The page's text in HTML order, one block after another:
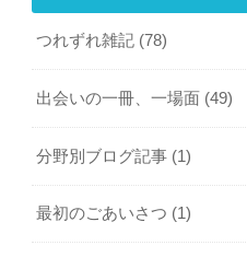
つれずれ雑記 (78)
出会いの一冊、一場面 (49)
分野別ブログ記事 (1)
最初のごあいさつ (1)